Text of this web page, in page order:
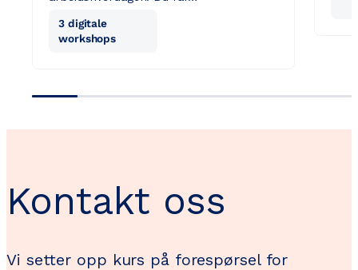
3 digitale
workshops
Kontakt oss
Vi setter opp kurs på forespørsel for